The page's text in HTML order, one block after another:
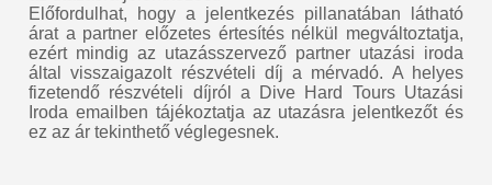
Előfordulhat, hogy a jelentkezés pillanatában látható
árat a partner előzetes értesítés nélkül megváltoztatja,
ezért mindig az utazásszervező partner utazási iroda
által visszaigazolt részvételi díj a mérvadó. A helyes
fizetendő részvételi díjról a Dive Hard Tours Utazási
Iroda emailben tájékoztatja az utazásra jelentkezőt és
ez az ár tekinthető véglegesnek.